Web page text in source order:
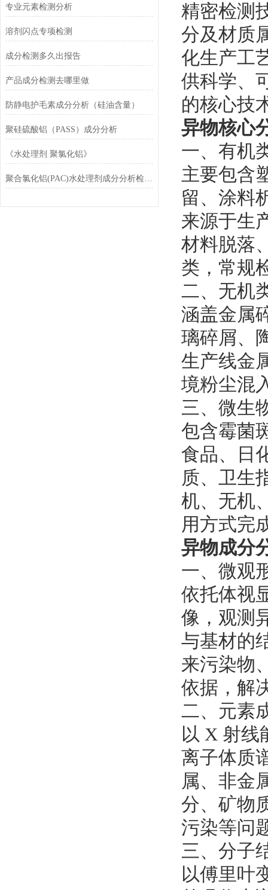
专业元素检测分析
溶剂闪点专项检测
成分检测多久出报告
产品成分检测去哪里做
防静电护毛素成分分析（硅油含量）
聚硅硫酸铝（PASS）成分分析
《水处理剂 聚氯化铝》
聚合氯化铝(PAC)水处理剂成分分析检测技术规范
精密检测
分及材质
化生产工
供科学、
的核心技
异物核心
一、有机
主要包含
留、涂料
来源于生
材料脱落
类，常规
二、无机
涵盖金属
璃碎屑、
生产线金
境粉尘混
三、微生
包含霉菌
食品、日
质、卫生
机、无机
用方式完
异物成分
一、微观
依托体视
像，观测
与基材的
来污染物
依据，解
二、元素
以 X 射线
离子体质
属、非金
分、矿物
污染等问
三、分子
以傅里叶